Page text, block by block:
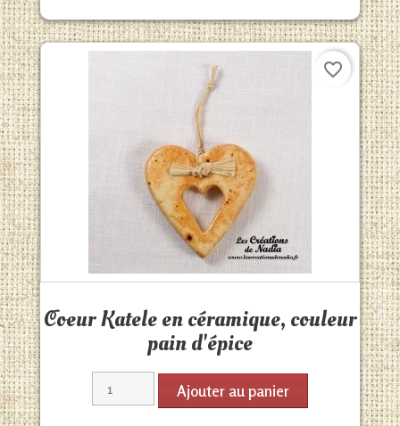
Coeur Katele en céramique, couleur
pain d'épice
Ajouter au panier
favorite_border